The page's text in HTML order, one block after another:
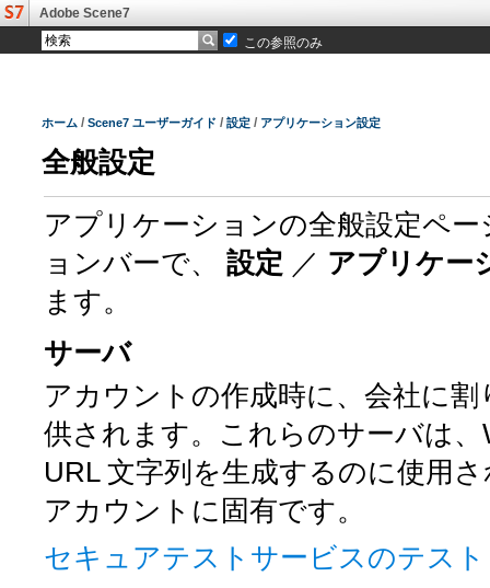
Adobe Scene7
この参照のみ
ホーム / Scene7 ユーザーガイド / 設定 / アプリケーション設定
全般設定
アプリケーションの全般設定ペ
ョンバーで、 設定 ／ アプリケー
ます。
サーバ
アカウントの作成時に、会社に
供されます。これらのサーバは
URL 文字列を生成するのに使用
アカウントに固有です。
セキュアテストサービスのテス